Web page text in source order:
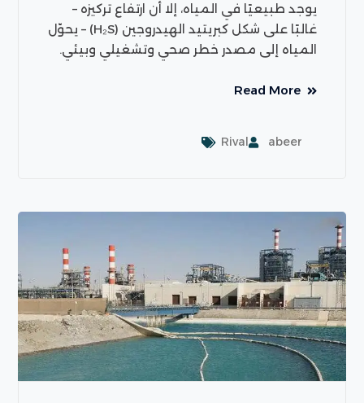
يوجد طبيعيًا في المياه، إلا أن ارتفاع تركيزه –
غالبًا على شكل كبريتيد الهيدروجين (H₂S) – يحوّل
المياه إلى مصدر خطر صحي وتشغيلي وبيئي.
Read More
abeer
Rival